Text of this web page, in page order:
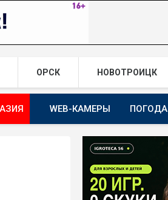
ОРСК НОВОТРОИЦК
WEB-КАМЕРЫ ПОГОДА
ОРЕНБУРГ - ГЕРОИ РЯДОМ С НАМИ